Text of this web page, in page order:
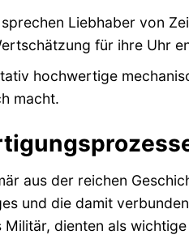
Liebhaber von
für ihre Uhr
hochwertige
macht.
aus der reichen
und die damit
dienten als